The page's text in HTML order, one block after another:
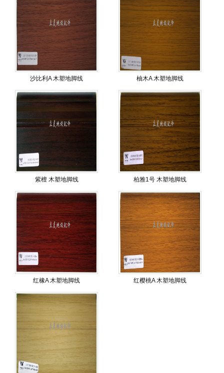
沙比利A 木塑地脚线 柚木A 木塑地脚线
紫檀 木塑地脚线 柏雅1号 木塑地脚线
红橡A 木塑地脚线 红樱桃A 木塑地脚线